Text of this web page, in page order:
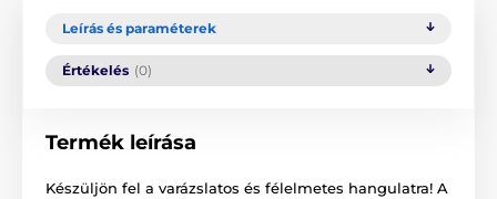
Leírás és paraméterek
Értékelés (0)
Termék leírása
Készüljön fel a varázslatos és félelmetes hangulatra! A